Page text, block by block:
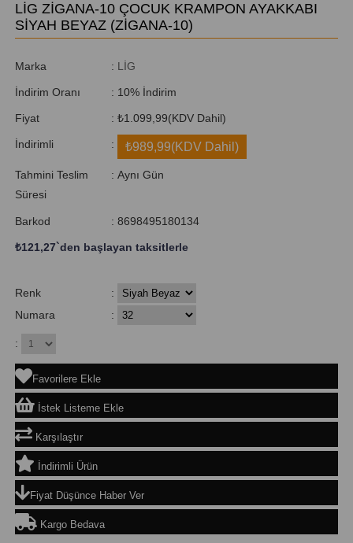
LİG ZİGANA-10 ÇOCUK KRAMPON AYAKKABI
SİYAH BEYAZ (ZİGANA-10)
Marka : LİG
İndirim Oranı : %
10 İndirim
Fiyat : ₺1.099,99(KDV Dahil)
İndirimli : ₺989,99(KDV Dahil)
Tahmini Teslim
Süresi
: Aynı Gün
Barkod : 8698495180134
₺121,27`den başlayan taksitlerle
Renk
:
Numara
:
:
Favorilere Ekle
İstek Listeme Ekle
Karşılaştır
İndirimli Ürün
Fiyat Düşünce Haber Ver
Kargo Bedava